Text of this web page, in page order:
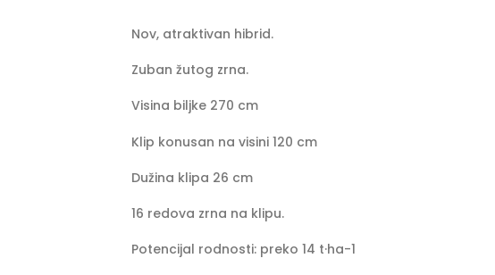
Nov, atraktivan hibrid.
Zuban žutog zrna.
Visina biljke 270 cm
Klip konusan na visini 120 cm
Dužina klipa 26 cm
16 redova zrna na klipu.
Potencijal rodnosti: preko 14 t·ha-1